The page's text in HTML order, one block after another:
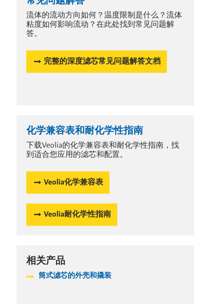
流体的流动方向如何？温度限制是什么？流体
粘度如何影响流动？在此处找到常见问题解
答。
完整的深度滤芯常见问题解答文档
化学兼容表和耐化学性指南
下载Veolia的化学兼容表和耐化学性指南，找
到适合您应用的滤芯和配置。
Veolia化学兼容表
Veolia耐化学性指南
相关产品
筒式滤芯的外壳和撬装